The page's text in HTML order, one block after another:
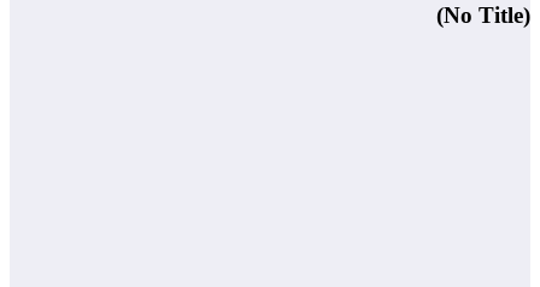
(No Title)